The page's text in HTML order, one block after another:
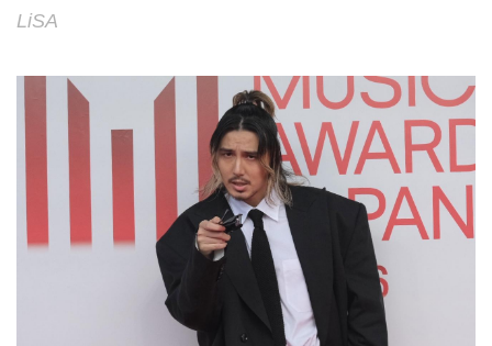
LiSA